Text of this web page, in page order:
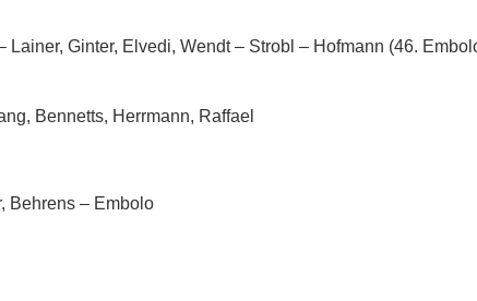
Lainer, Ginter, Elvedi, Wendt – Strobl – Hofmann (46.
Bennetts, Herrmann, Raffael
Behrens – Embolo